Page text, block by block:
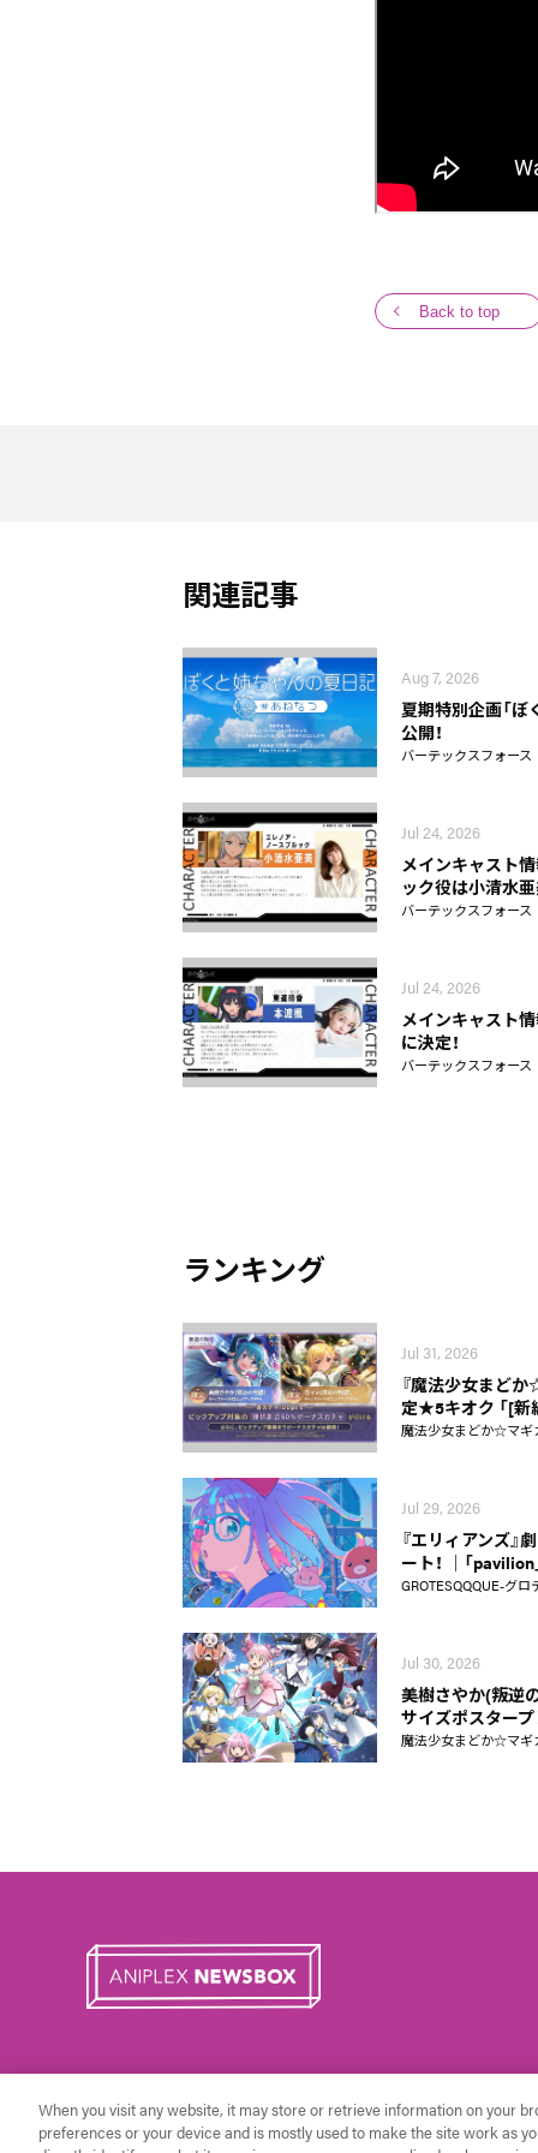
Back to top
関連記事
Aug 7, 2026
夏期特別企画「ぼ
公開！
バーテックスフォース
Jul 24, 2026
メインキャスト情
ック役は小清水亜
バーテックスフォース
Jul 24, 2026
メインキャスト
に決定！
バーテックスフォース
ランキング
Jul 31, 2026
『魔法少女まど
定★5キオク 「[新
魔法少女まどか☆マギ
Jul 29, 2026
『エリィアンズ』
ート！ │「
GROTESQQQUE-グロ
Jul 30, 2026
美樹さやか(叛逆
サイズポスター
魔法少女まどか☆マギ
When you visit any website, it may store or retrieve information on your
preferences or your device and is mostly used to make the site work as